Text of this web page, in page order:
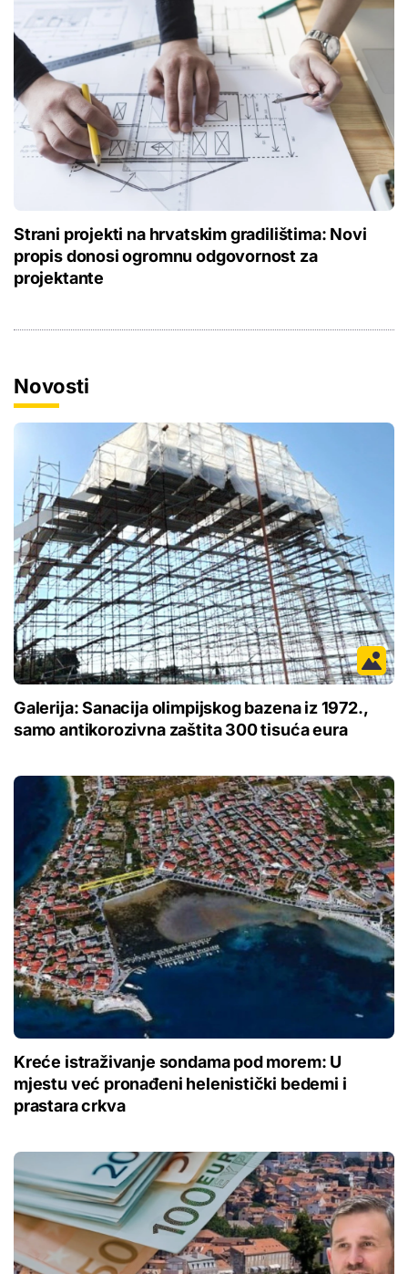
Strani projekti na hrvatskim gradilištima: Novi
propis donosi ogromnu odgovornost za
projektante
Novosti
Galerija: Sanacija olimpijskog bazena iz 1972.,
samo antikorozivna zaštita 300 tisuća eura
Kreće istraživanje sondama pod morem: U
mjestu već pronađeni helenistički bedemi i
prastara crkva